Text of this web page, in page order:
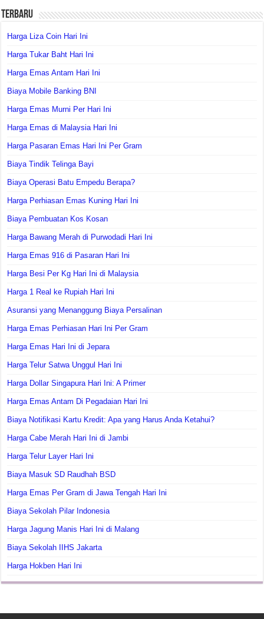
Terbaru
Harga Liza Coin Hari Ini
Harga Tukar Baht Hari Ini
Harga Emas Antam Hari Ini
Biaya Mobile Banking BNI
Harga Emas Murni Per Hari Ini
Harga Emas di Malaysia Hari Ini
Harga Pasaran Emas Hari Ini Per Gram
Biaya Tindik Telinga Bayi
Biaya Operasi Batu Empedu Berapa?
Harga Perhiasan Emas Kuning Hari Ini
Biaya Pembuatan Kos Kosan
Harga Bawang Merah di Purwodadi Hari Ini
Harga Emas 916 di Pasaran Hari Ini
Harga Besi Per Kg Hari Ini di Malaysia
Harga 1 Real ke Rupiah Hari Ini
Asuransi yang Menanggung Biaya Persalinan
Harga Emas Perhiasan Hari Ini Per Gram
Harga Emas Hari Ini di Jepara
Harga Telur Satwa Unggul Hari Ini
Harga Dollar Singapura Hari Ini: A Primer
Harga Emas Antam Di Pegadaian Hari Ini
Biaya Notifikasi Kartu Kredit: Apa yang Harus Anda Ketahui?
Harga Cabe Merah Hari Ini di Jambi
Harga Telur Layer Hari Ini
Biaya Masuk SD Raudhah BSD
Harga Emas Per Gram di Jawa Tengah Hari Ini
Biaya Sekolah Pilar Indonesia
Harga Jagung Manis Hari Ini di Malang
Biaya Sekolah IIHS Jakarta
Harga Hokben Hari Ini